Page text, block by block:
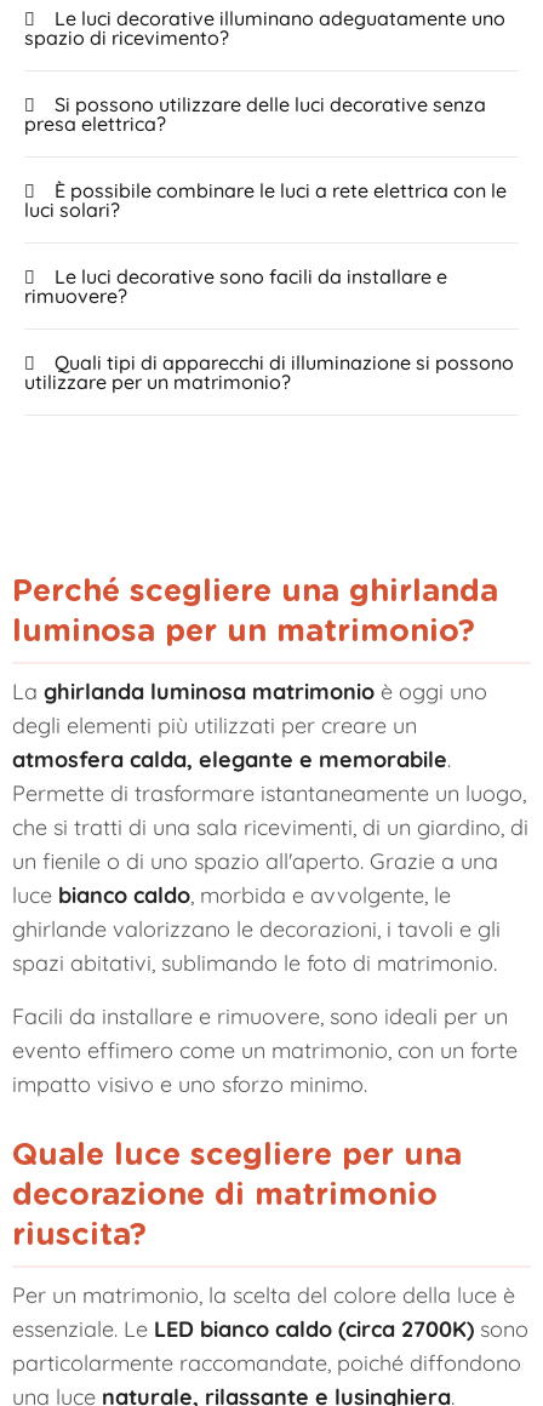
Le luci decorative illuminano adeguatamente uno
spazio di ricevimento?
Si possono utilizzare delle luci decorative senza
presa elettrica?
È possibile combinare le luci a rete elettrica con le
luci solari?
Le luci decorative sono facili da installare e
rimuovere?
Quali tipi di apparecchi di illuminazione si possono
utilizzare per un matrimonio?
Perché scegliere una ghirlanda
luminosa per un matrimonio?
La ghirlanda luminosa matrimonio è oggi uno
degli elementi più utilizzati per creare un
atmosfera calda, elegante e memorabile.
Permette di trasformare istantaneamente un luogo,
che si tratti di una sala ricevimenti, di un giardino, di
un fienile o di uno spazio all'aperto. Grazie a una
luce bianco caldo , morbida e avvolgente, le
ghirlande valorizzano le decorazioni, i tavoli e gli
spazi abitativi, sublimando le foto di matrimonio.
Facili da installare e rimuovere, sono ideali per un
evento effimero come un matrimonio, con un forte
impatto visivo e uno sforzo minimo.
Quale luce scegliere per una
decorazione di matrimonio
riuscita?
Per un matrimonio, la scelta del colore della luce è
essenziale. Le LED bianco caldo (circa 2700K) sono
particolarmente raccomandate, poiché diffondono
una luce naturale, rilassante e lusinghiera.